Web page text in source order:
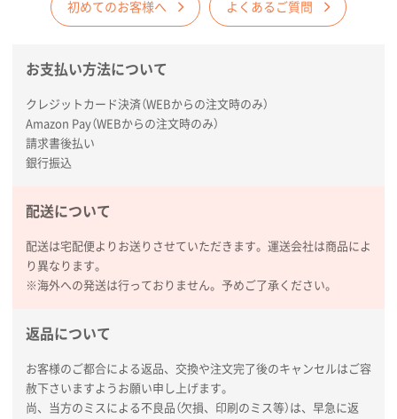
2026年01月29日 11:46
商品情報の正確な記載、スムーズなシステム対応
広島県(社様
枚
2026年01月27日 13:12
毎年注文しており、信頼できるから。出来上がりも満
熊本県S社様
ぺんてる ビクーニャフィール1000枚
2026年01月26日 15:45
印刷範囲が広かったから、取扱商品
新潟県R社様
2026年01月16日 10:53
納期が比較的短く、ロット数が豊富に選べて価格が安
かったため
初めてのお客様へ よくあるご質問
お支払い方法について
クレジットカード決済（WEBからの注文時のみ）
Amazon Pay（WEBからの注文時のみ）
請求書後払い
銀行振込
配送について
配送は宅配便よりお送りさせていただきます。運送会社は商品によ
り異なります。
※海外への発送は行っておりません。予めご了承ください。
返品について
お客様のご都合による返品、交換や注文完了後のキャンセルはご容
赦下さいますようお願い申し上げます。
尚、当方のミスによる不良品（欠損、印刷のミス等）は、早急に返